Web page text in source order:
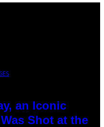
an Iconic
Shot at the